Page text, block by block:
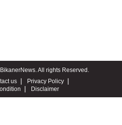
All rights Reserved.
us
Privacy Policy
Disclaimer